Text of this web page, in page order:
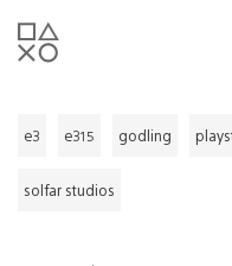
e3 e315 godling
solfar studios